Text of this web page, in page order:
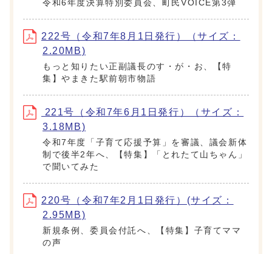
令和6年度決算特別委員会、町民VOICE第3弾
222号（令和7年8月1日発行）（サイズ：
2.20MB)
もっと知りたい正副議長のす・が・お、【特
集】やまきた駅前朝市物語
221号（令和7年6月1日発行）（サイズ：
3.18MB)
令和7年度「子育て応援予算」を審議、議会新体
制で後半2年へ、【特集】「とれたて山ちゃん」
で聞いてみた
220号（令和7年2月1日発行）(サイズ：
2.95MB)
新規条例、委員会付託へ、【特集】子育てママ
の声